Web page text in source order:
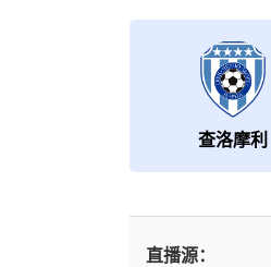
查洛摩利
直播源：